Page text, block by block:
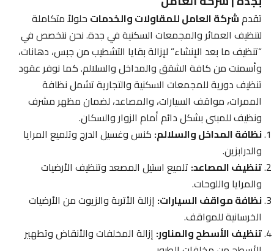
تقدمشركة العامل للمقاولات والخدماتحلولاً متكاملة
لتنظيف العمائر والمجمعات السكنية في جدة. نحن نتخصص في
“تنظيف ما بعد الإنشاء” لإزالة بقايا التشطيب من جبس، دهانات،
وأسمنت من كافة الشقق والمداخل والسلالم. كما نوفر عقود
تنظيف دورية للمجمعات السكنية والتجارية تشمل نظافة
الممرات، مواقف السيارات، والمصاعد، لضمان مظهر مشرف
ونظيف للمبنى بشكل دائم أمام الزوار والسكان.
نظافة المداخل والسلالم:كنس وغسيل الدرج وتلميع المرايا
والدرابزين.
تنظيف المصاعد:تلميع استيل المصعد وتنظيف الأرضيات
والمرايا واللوحات.
نظافة مواقف السيارات:إزالة الأتربة والزيوت من الأرضيات
الخرسانية للمواقف.
تنظيف الأسطح والمناور:إزالة المخلفات والأنقاض وتطهير